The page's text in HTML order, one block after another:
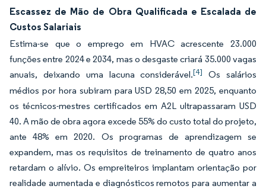
Escassez de Mão de Obra Qualificada e Escalada de
Custos Salariais
Estima-se que o emprego em HVAC acrescente 23.000
funções entre 2024 e 2034, mas o desgaste criará 35.000 vagas
anuais, deixando uma lacuna considerável.[4]
Os salários
médios por hora subiram para USD 28,50 em 2025, enquanto
os técnicos-mestres certificados em A2L ultrapassaram USD
40. A mão de obra agora excede 55% do custo total do projeto,
ante 48% em 2020. Os programas de aprendizagem se
expandem, mas os requisitos de treinamento de quatro anos
retardam o alívio. Os empreiteiros implantam orientação por
realidade aumentada e diagnósticos remotos para aumentar a